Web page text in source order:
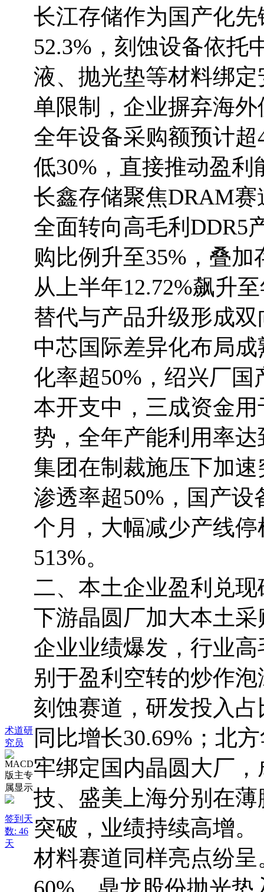
术道研
究员
签到天
数: 46
天
长江存储作为国产化
52.3%，刻蚀设备依托
液、抛光垫等材料绑
单限制，企业摒弃海
全年设备采购额预计
低30%，直接推动盈利
长鑫存储聚焦DRAM
全面转向高毛利DDR5
购比例升至35%，叠
从上半年12.72%飙升
替代与产品升级形成
中芯国际差异化布局
化率超50%，绍兴厂国
本开支中，三成资金
势，全年产能利用率
集团在制裁施压下加
渗透率超50%，国产
个月，大幅减少产线
513%。
二、本土企业盈利兑
下游晶圆厂加大本土
企业业绩爆发，行业
别于盈利空转的炒作
刻蚀赛道，研发投入占
同比增长30.69%；北
牢绑定国内晶圆大厂
技、盛美上海分别在
突破，业绩持续高增。
材料赛道同样亮点纷